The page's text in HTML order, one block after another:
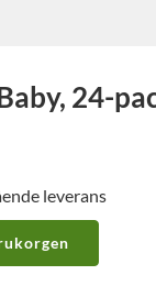
24-
leverans